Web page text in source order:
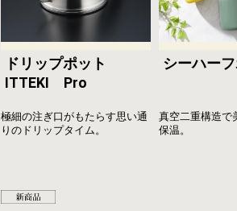
ドリップポット
ITTEKI Pro
極細の注ぎ口がもたらす思い通
りのドリップタイム。
シーハー
真空二重構造で
保温。